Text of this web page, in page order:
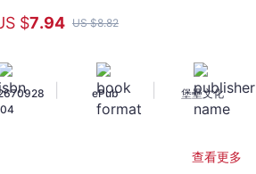
$7.94 US $8.82
04
ePub 堡壘文化
查看更多